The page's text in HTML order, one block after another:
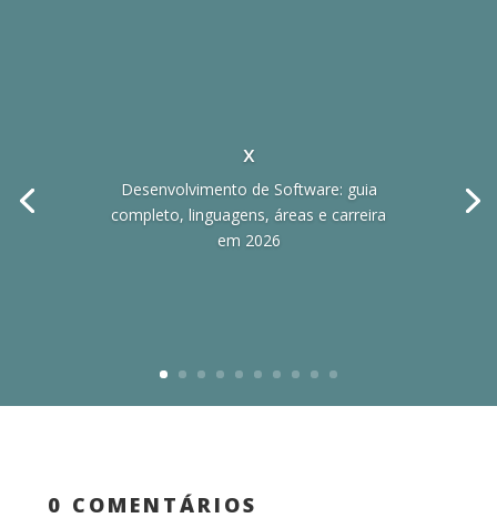
x
Desenvolvimento de Software: guia
completo, linguagens, áreas e carreira
em 2026
0 COMENTÁRIOS